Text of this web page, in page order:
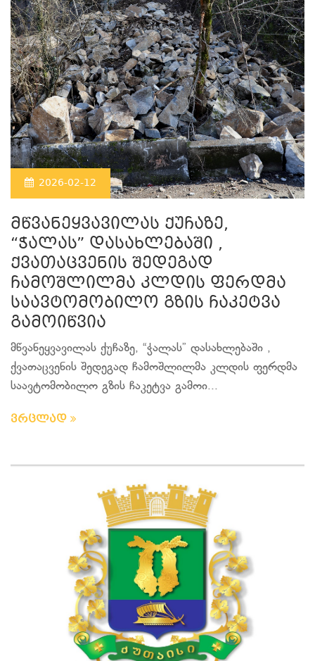
2026-02-12
მწვანეყვავილას ქუჩაზე,
“ჭალას” დასახლებაში ,
ქვათაცვენის შედეგად
ჩამოშლილმა კლდის ფერდმა
საავტომობილო გზის ჩაკეტვა
გამოიწვია
მწვანეყვავილას ქუჩაზე, “ჭალას” დასახლებაში ,
ქვათაცვენის შედეგად ჩამოშლილმა კლდის ფერდმა
საავტომობილო გზის ჩაკეტვა გამოი...
ვრცლად